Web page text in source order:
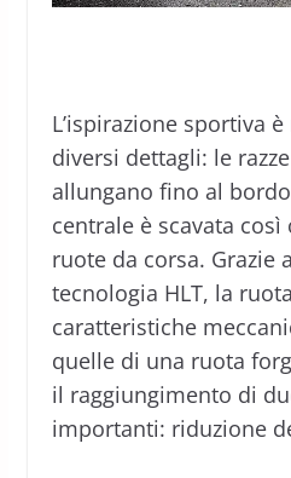
L’ispirazione sportiva
diversi dettagli: le
allungano fino al
centrale è scavata
ruote da corsa. Grazie
tecnologia HLT, la
caratteristiche
quelle di una ruota
il raggiungimento di
importanti: riduzione